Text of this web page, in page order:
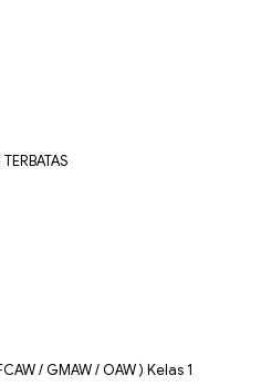
/ GMAW / OAW ) Kelas 1